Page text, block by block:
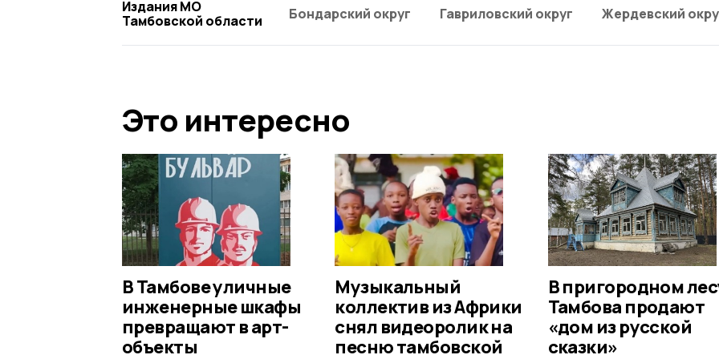
Издания МО
Тамбовской области
Бондарский округ Гавриловский округ Жердевский
Это интересно
В Тамбове уличные
инженерные шкафы
превращают в арт-
объекты
Музыкальный
коллектив из Африки
снял видеоролик на
песню тамбовской
В пригородном
Тамбова продают
«дом из русской
сказки»